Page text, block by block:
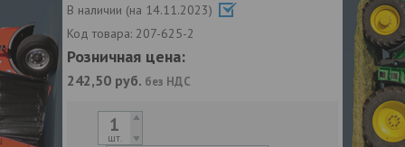
В наличии (на 14.11.2023)
Код товара: 207-625-2
Розничная цена:
242,50 руб. без НДС
шт.